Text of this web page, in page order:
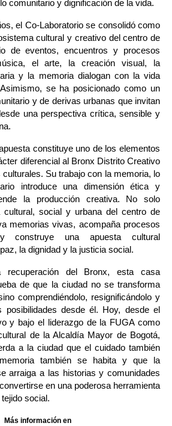
comunitario y dignificación de la vida.
el Co-Laboratorio se consolidó como
cultural y creativo del centro de
de eventos, encuentros y procesos
el arte, la creación visual, la
y la memoria dialogan con la vida
se ha posicionado como un
y de derivas urbanas que invitan
una perspectiva crítica, sensible y
constituye uno de los elementos
diferencial al Bronx Distrito Creativo
Su trabajo con la memoria, lo
introduce una dimensión ética y
la producción creativa. No solo
cultural, social y urbana del centro de
memorias vivas, acompaña procesos
construye una apuesta cultural
la dignidad y la justicia social.
del Bronx, esta casa
de que la ciudad no se transforma
comprendiéndolo, resignificándolo y
posibilidades desde él. Hoy, desde el
y bajo el liderazgo de la FUGA como
de la Alcaldía Mayor de Bogotá,
a la ciudad que el cuidado también
también se habita y que la
arraiga a las historias y comunidades
en una poderosa herramienta
social.
Más información en